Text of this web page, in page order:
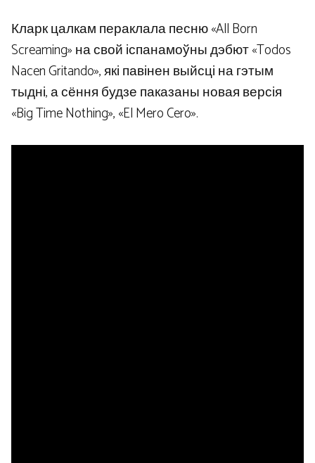
Кларк цалкам пераклала песню «All Born
Screaming» на свой іспанамоўны дэбют «Todos
Nacen Gritando», які павінен выйсці на гэтым
тыдні, а сёння будзе паказаны новая версія
«Big Time Nothing», «El Mero Cero».